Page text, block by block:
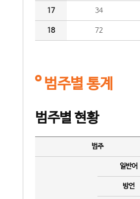
17 34
18 72
범주별 통계
범주별 현황
범주
일반어
방언